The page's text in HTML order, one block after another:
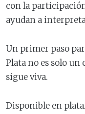
con la
ayudan a
Un primer paso
Plata no es solo
sigue viva.
Disponible en